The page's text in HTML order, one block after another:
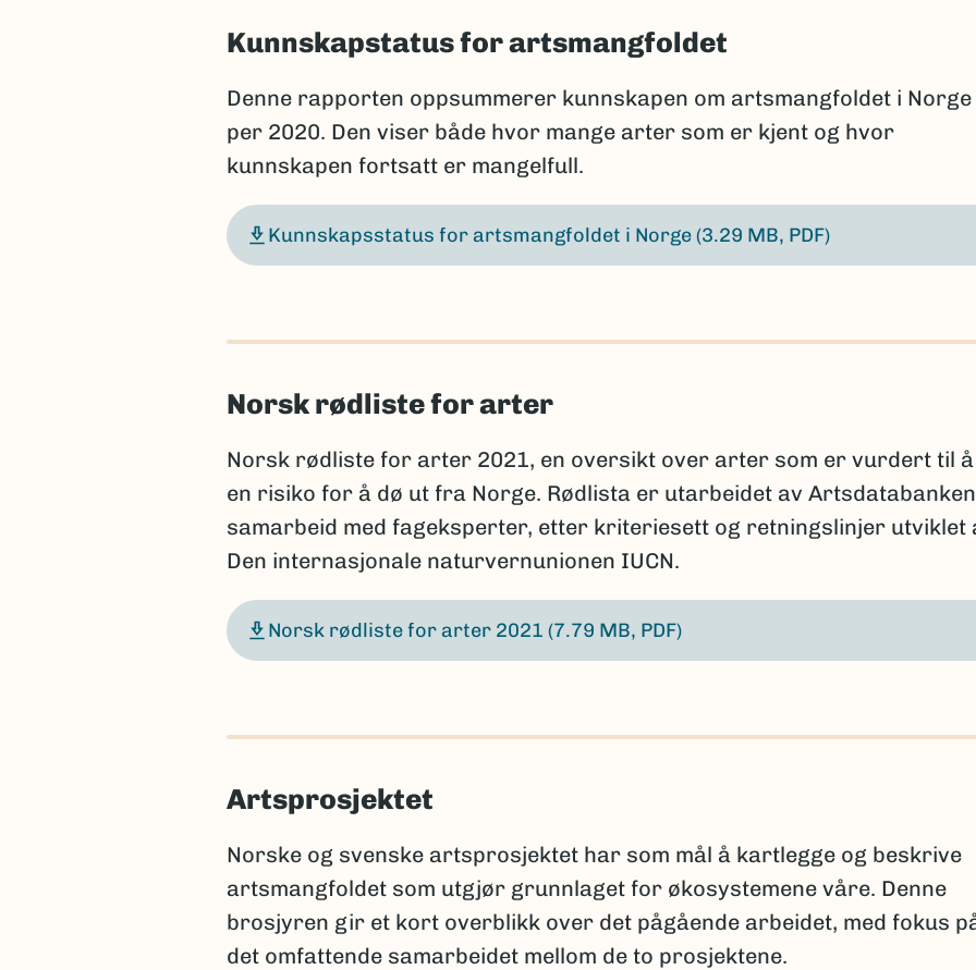
Kunnskapstatus for artsmangfoldet
Denne rapporten oppsummerer kunnskapen om artsmangfoldet i Norge
per 2020. Den viser både hvor mange arter som er kjent og hvor
kunnskapen fortsatt er mangelfull.
Kunnskapsstatus for artsmangfoldet i Norge(3.29 MB, PDF)
Norsk rødliste for arter
Norsk rødliste for arter 2021, en oversikt over arter som er vurdert til
en risiko for å dø ut fra Norge. Rødlista er utarbeidet av
samarbeid med fageksperter, etter kriteriesett og retningslinjer utviklet
Den internasjonale naturvernunionen IUCN.
Norsk rødliste for arter 2021 (7.79 MB, PDF)
Artsprosjektet
Norske og svenske artsprosjektet har som mål å kartlegge og beskrive
artsmangfoldet som utgjør grunnlaget for økosystemene våre. Denne
brosjyren gir et kort overblikk over det pågående arbeidet, med fokus
det omfattende samarbeidet mellom de to prosjektene.